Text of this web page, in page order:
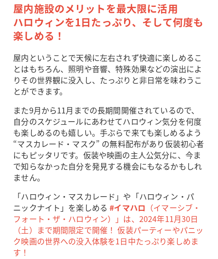
屋内施設のメリットを最大限に活用
ハロウィンを1日たっぷり、そして何度も
楽しめる！
屋内ということで天候に左右されず快適に楽しめるこ
とはもちろん、照明や音響、特殊効果などの演出によ
りその世界観に没入し、たっぷりと非日常を味わうこ
とができます。
また9月から11月までの長期間開催されているので、
自分のスケジュールにあわせてハロウィン気分を何度
も楽しめるのも嬉しい。手ぶらで来ても楽しめるよう
“マスカレード・マスク” の無料配布があり仮装初心者
にもピッタリです。仮装や映画の主人公気分に、今ま
で知らなかった自分を発見する機会にもなるかもしれ
ません。
「ハロウィン・マスカレード」や「ハロウィン・パ
ニックナイト」を楽しめる#イマハロ （イマーシブ・
フォート・ザ・ハロウィン）」は、2024年11月30日
（土）まで期間限定で開催！ 仮装パーティーやパニッ
ク映画の世界への没入体験を1日中たっぷり楽しめま
す！